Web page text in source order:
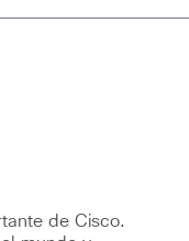
de Cisco.